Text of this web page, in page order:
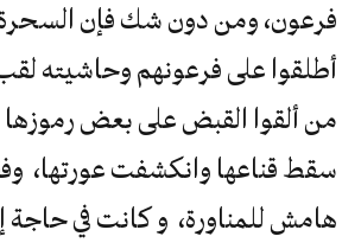
فرعون، ومن دون شك فإن
أطلقوا على فرعونهم وحاشيته
من ألقوا القبض على بعض رموزها
سقط قناعها وانكشفت عورتها،
هامش للمناورة، و كانت في حاجة